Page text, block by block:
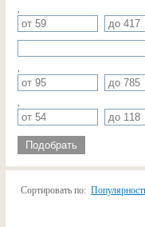
Подобрать
Сортировать по: